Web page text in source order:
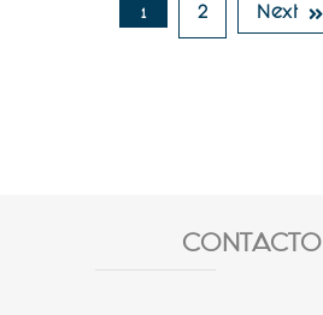
1 2 Next
CONTACTO